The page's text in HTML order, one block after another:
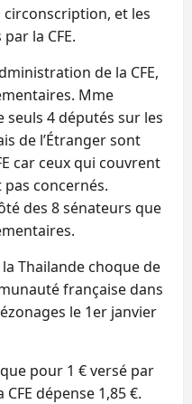
circonscription, et les
la CFE.
de la CFE,
Mme
4 députés sur les
de l’Étranger sont
car ceux qui couvrent
concernés.
des 8 sénateurs que
Thailande choque de
française dans
le 1er janvier
pour 1 € versé par
dépense 1,85 €.